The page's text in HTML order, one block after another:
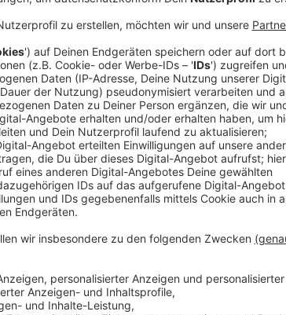
soziale Projekte für unsere Stadt
der 36-jährigen Leitung des
in der Stadt auf die Beine gestellt. Und das hat
Reiner Hilken zum Abschied